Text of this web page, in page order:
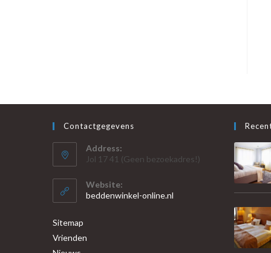
Contactgegevens
Address:
Jol 17 41 (Geen bezoekadres!)
Website:
beddenwinkel-online.nl
Sitemap
Vrienden